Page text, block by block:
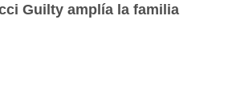
Guilty amplía la familia